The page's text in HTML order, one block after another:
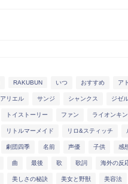
RAKUBUN いつ おすすめ ア
アリエル サンジ シャンクス ジゼ
トイストーリー ファン ライオンキ
リトルマーメイド リロ&スティッチ
劇団四季 名前 声優 子供 感
曲 最後 歌 歌詞 海外の反
美しさの秘訣 美女と野獣 美容法